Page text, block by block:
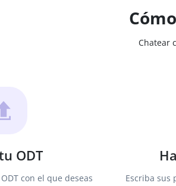
Chatear
ODT
con el que deseas
Escriba sus